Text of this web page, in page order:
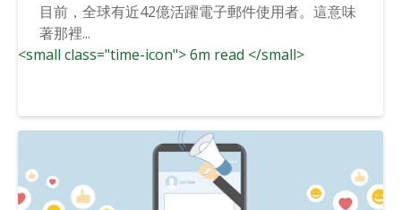
目前，全球有近42億活躍電子郵件使用者。這意味
著那裡...
<small class="time-icon"> 6m read </small>